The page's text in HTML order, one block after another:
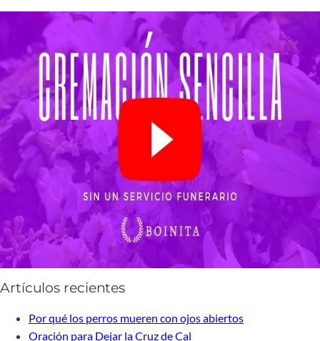
Artículos recientes
Por qué los perros mueren con ojos abiertos
Oración para Dejar la Cruz de Cal